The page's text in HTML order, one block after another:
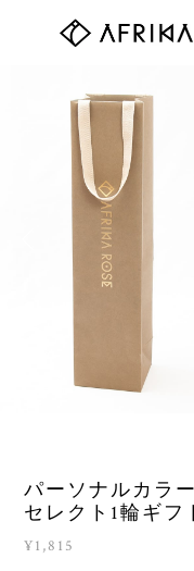
パーソナルカラ
セレクト1輪ギフ
¥1,815